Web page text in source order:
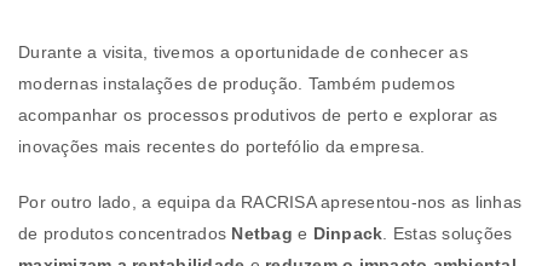
Durante a visita, tivemos a oportunidade de conhecer as
modernas instalações de produção. Também pudemos
acompanhar os processos produtivos de perto e explorar as
inovações mais recentes do portefólio da empresa.
Por outro lado, a equipa da RACRISA apresentou-nos as linhas
de produtos concentrados Netbag e Dinpack . Estas soluções